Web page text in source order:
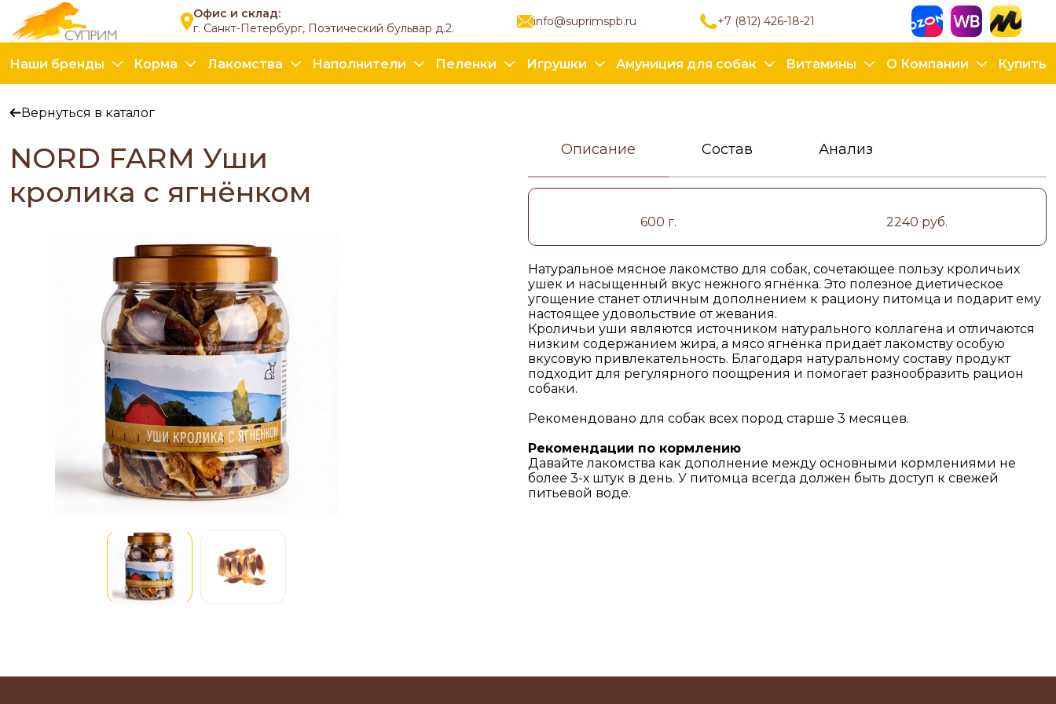
Офис и склад:
г. Санкт-Петербург, Поэтический бульвар д.2.
info@suprimspb.ru +7 (812) 426-18-21
Наши бренды Корма Лакомства Наполнители Пеленки Игрушки Амуниция для собак Витамины О Компании Купить
Вернуться в каталог
NORD FARM Уши
кролика с ягнёнком
Описание Состав Анализ
600 г. 2240 руб.
Натуральное мясное лакомство для собак, сочетающее пользу кроличьих
ушек и насыщенный вкус нежного ягнёнка. Это полезное диетическое
угощение станет отличным дополнением к рациону питомца и подарит ему
настоящее удовольствие от жевания.
Кроличьи уши являются источником натурального коллагена и отличаются
низким содержанием жира, а мясо ягнёнка придаёт лакомству особую
вкусовую привлекательность. Благодаря натуральному составу продукт
подходит для регулярного поощрения и помогает разнообразить рацион
собаки.
Рекомендовано для собак всех пород старше 3 месяцев.
Рекомендации по кормлению
Давайте лакомства как дополнение между основными кормлениями не
более 3-х штук в день. У питомца всегда должен быть доступ к свежей
питьевой воде.